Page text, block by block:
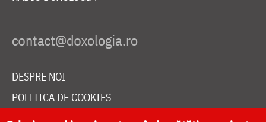
DESPRE NOI
POLITICA DE COOKIES
DONEAZĂ ONLINE PENTRU CATEDRALA NAȚIONALĂ